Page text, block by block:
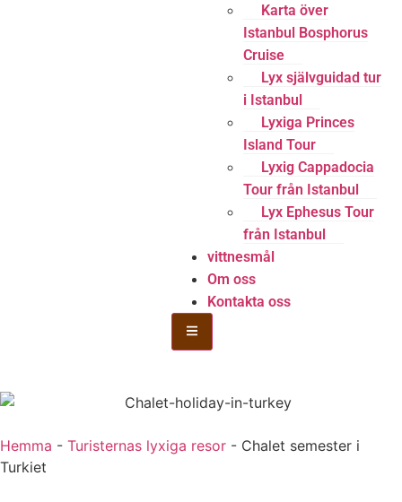
Karta över
Istanbul Bosphorus
Cruise
Lyx självguidad tur
i Istanbul
Lyxiga Princes
Island Tour
Lyxig Cappadocia
Tour från Istanbul
Lyx Ephesus Tour
från Istanbul
vittnesmål
Om oss
Kontakta oss
Hamburger Toggle Menu
Hemma - Turisternas lyxiga resor - Chalet semester i
Turkiet